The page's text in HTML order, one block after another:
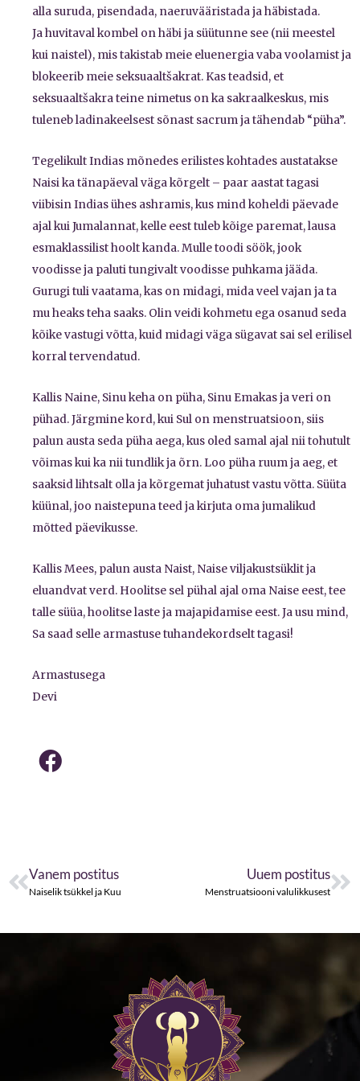
alla suruda, pisendada, naeruvääristada ja häbistada.
Ja huvitaval kombel on häbi ja süütunne see (nii meestel
kui naistel), mis takistab meie eluenergia vaba voolamist ja
blokeerib meie seksuaaltšakrat. Kas teadsid, et
seksuaaltšakra teine nimetus on ka sakraalkeskus, mis
tuleneb ladinakeelsest sõnast sacrum ja tähendab “püha”.
Tegelikult Indias mõnedes erilistes kohtades austatakse
Naisi ka tänapäeval väga kõrgelt – paar aastat tagasi
viibisin Indias ühes ashramis, kus mind koheldi päevade
ajal kui Jumalannat, kelle eest tuleb kõige paremat, lausa
esmaklassilist hoolt kanda. Mulle toodi söök, jook
voodisse ja paluti tungivalt voodisse puhkama jääda.
Gurugi tuli vaatama, kas on midagi, mida veel vajan ja ta
mu heaks teha saaks. Olin veidi kohmetu ega osanud seda
kõike vastugi võtta, kuid midagi väga sügavat sai sel erilisel
korral tervendatud.
Kallis Naine, Sinu keha on püha, Sinu Emakas ja veri on
pühad. Järgmine kord, kui Sul on menstruatsioon, siis
palun austa seda püha aega, kus oled samal ajal nii tohutult
võimas kui ka nii tundlik ja õrn. Loo püha ruum ja aeg, et
saaksid lihtsalt olla ja kõrgemat juhatust vastu võtta. Süüta
küünal, joo naistepuna teed ja kirjuta oma jumalikud
mõtted päevikusse.
Kallis Mees, palun austa Naist, Naise viljakustsüklit ja
eluandvat verd. Hoolitse sel pühal ajal oma Naise eest, tee
talle süüa, hoolitse laste ja majapidamise eest. Ja usu mind,
Sa saad selle armastuse tuhandekordselt tagasi!
Armastusega
Devi
Prev
Vanem postitus
Naiselik tsükkel ja Kuu
Uuem postitus
Menstruatsiooni valulikkusest